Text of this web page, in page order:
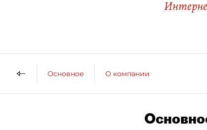
Основное О компании